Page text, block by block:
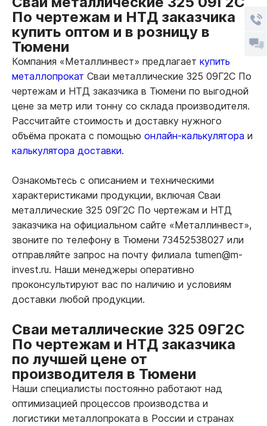
По чертежам и НТД заказчика
купить оптом и в розницу в
Тюмени
Компания «Металлинвест» предлагает купить
металлопрокат Сваи металлические 325 09Г2С По
чертежам и НТД заказчика в Тюмени по выгодной
цене за метр или тонну со склада производителя.
Рассчитайте стоимость и доставку нужного
объёма проката с помощью онлайн-калькулятора и
калькулятора доставки.
Ознакомьтесь с описанием и техническими
характеристиками продукции, включая Сваи
металлические 325 09Г2С По чертежам и НТД
заказчика на официальном сайте «Металлинвест»,
звоните по телефону в Тюмени 73452538027 или
отправляйте запрос на почту филиала tumen@m-
invest.ru. Наши менеджеры оперативно
проконсультируют вас по наличию и условиям
доставки любой продукции.
Сваи металлические 325 09Г2С
По чертежам и НТД заказчика
по лучшей цене от
производителя в Тюмени
Наши специалисты постоянно работают над
оптимизацией процессов производства и
логистики металлопроката в России и странах